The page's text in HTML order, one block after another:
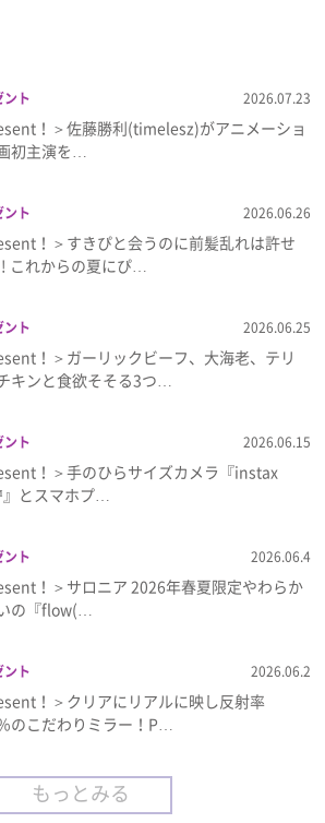
ント 2026.07.23
！＞佐藤勝利(timelesz)がアニメーショ
初主演を…
ント 2026.06.26
！＞すきぴと会うのに前髪乱れは許せ
これからの夏にぴ…
ント 2026.06.25
！＞ガーリックビーフ、大海老、テリ
キンと食欲そそる3つ…
ント 2026.06.15
！＞手のひらサイズカメラ『instax
とスマホプ…
ント 2026.06.4
！＞サロニア 2026年春夏限定やわらか
の『flow(…
ント 2026.06.2
！＞クリアにリアルに映し反射率
のこだわりミラー！P…
もっとみる